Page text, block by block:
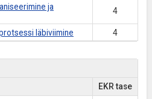
ja
4
läbiviimine 4
EKR tase